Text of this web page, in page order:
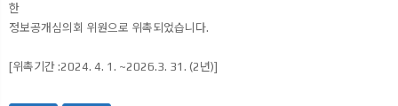
한
정보공개심의회 위원으로 위촉되었습니다.
[위촉기간 :2024. 4. 1. ~2026.3. 31. (2년)]